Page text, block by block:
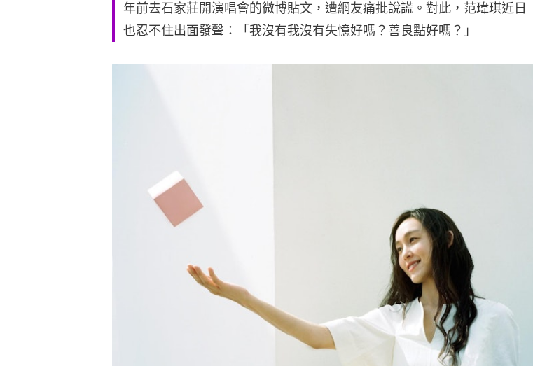
年前去石家莊開演唱會的微博貼文，遭網友痛批說謊。對此，范瑋琪近日
也忍不住出面發聲：「我沒有我沒有失憶好嗎？善良點好嗎？」